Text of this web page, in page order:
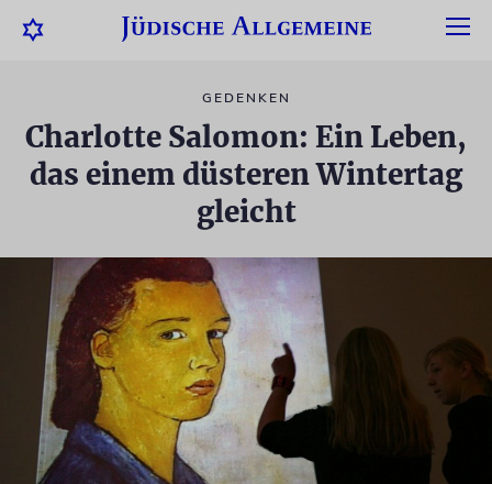
GEDENKEN
Charlotte Salomon: Ein Leben,
das einem düsteren Wintertag
gleicht